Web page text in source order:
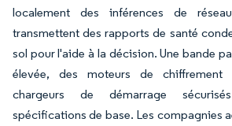
localement des inférences de
transmettent des rapports de santé
sol pour l'aide à la décision. Une bande
élevée, des moteurs de chiffrement
chargeurs de démarrage
spécifications de base. Les compagnies